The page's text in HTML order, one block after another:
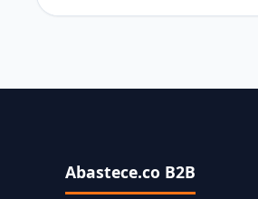
Abastece.co B2B